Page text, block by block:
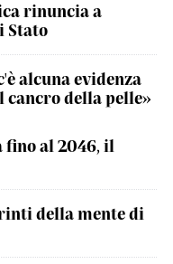
rinuncia a
Stato
alcuna evidenza
cancro della pelle»
fino al 2046, il
della mente di